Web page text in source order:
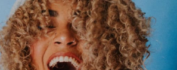
$3,510.00
$3,159.00
AÑADIR AL CARRITO